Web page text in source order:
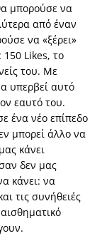
μπορούσε να
από έναν
να «ξέρει»
Likes, το
του. Με
υπερβεί αυτό
εαυτό του.
ένα νέο επίπεδο
μπορεί άλλο να
κάνει
δεν μας
κάνει: να
τις συνήθειές